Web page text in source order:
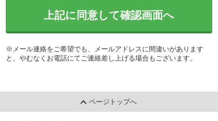
上記に同意して確認画面へ
※メール連絡をご希望でも、メールアドレスに間違いがあります
と、やむなくお電話にてご連絡差し上げる場合もございます。
ページトップへ